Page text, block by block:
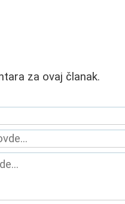
za ovaj članak.